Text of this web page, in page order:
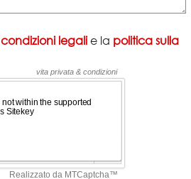
condizioni legalie la politica sulla